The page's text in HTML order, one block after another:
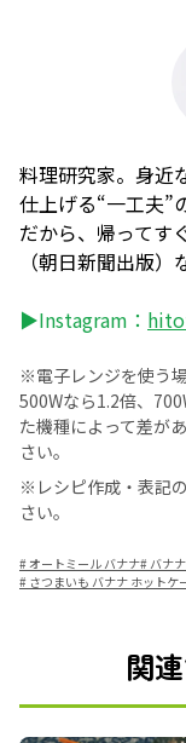
料理研究家。身近
仕上げる“一工夫”
だから、帰ってす
（朝日新聞出版）
▶Instagram：
※電子レンジを使う
500Wなら1.2倍、
た機種によって差が
さい。
※レシピ作成・表記の
さい。
#オートミール バナナ# バナ
# さつまいも バナナ ホットケ
関